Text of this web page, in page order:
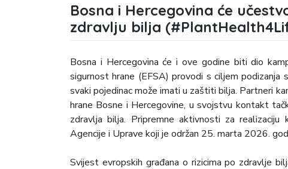
Bosna i Hercegovina će
zdravlju bilja
Bosna i Hercegovina će i ove godine biti dio
sigurnost hrane (EFSA) provodi s ciljem
svaki pojedinac može imati u zaštiti bilja. Partneri
hrane Bosne i Hercegovine, u svojstvu kontakt
zdravlja bilja. Pripremne aktivnosti za realizaciju
Agencije i Uprave koji je održan 25. marta 2026.
Svijest evropskih građana o rizicima po zdravlje